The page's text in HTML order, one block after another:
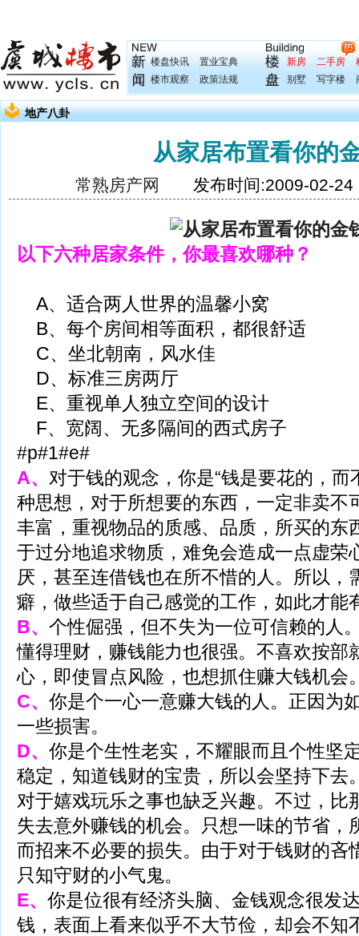
楼盘快讯
置业宝典
楼市观察
政策法规
新房 二手房
别墅
写字楼
地产八卦
从家居布置看你的
常熟房产网 发布时间:2009-02-
以下六种居家条件，你最喜欢哪种？
A、适合两人世界的温馨小窝
B、每个房间相等面积，都很舒适
C、坐北朝南，风水佳
D、标准三房两厅
E、重视单人独立空间的设计
F、宽阔、无多隔间的西式房子
#p#1#e#
A、 对于钱的观念，你是“钱是要花的，而
种思想，对于所想要的东西，一定非卖不
丰富，重视物品的质感、品质，所买的东
于过分地追求物质，难免会造成一点虚荣
厌，甚至连借钱也在所不惜的人。所以，
癖，做些适于自己感觉的工作，如此才能
B、 个性倔强，但不失为一位可信赖的人
懂得理财，赚钱能力也很强。不喜欢按部
心，即使冒点风险，也想抓住赚大钱机会
C、 你是个一心一意赚大钱的人。正因为
一些损害。
D、 你是个生性老实，不耀眼而且个性坚
稳定，知道钱财的宝贵，所以会坚持下去
对于嬉戏玩乐之事也缺乏兴趣。不过，比
失去意外赚钱的机会。只想一味的节省，
而招来不必要的损失。由于对于钱财的吝
只知守财的小气鬼。
E、 你是位很有经济头脑、金钱观念很发
钱，表面上看来似乎不大节俭，却会不知